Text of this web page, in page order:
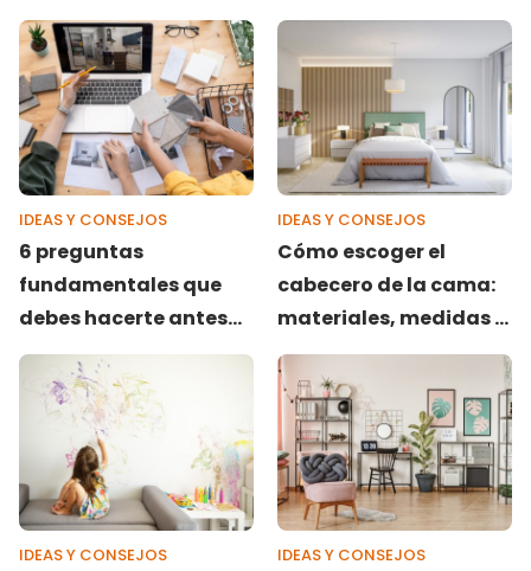
real y el truco para no
gastar de más
IDEAS Y CONSEJOS
6 preguntas
fundamentales que
debes hacerte antes
de empezar a decorar
tu casa
IDEAS Y CONSEJOS
Cómo escoger el
cabecero de la cama:
materiales, medidas y
estilos
IDEAS Y CONSEJOS IDEAS Y CONSEJOS